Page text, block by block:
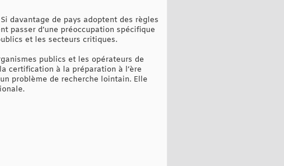
davantage de pays adoptent des règles
passer d’une préoccupation spécifique
et les secteurs critiques.
publics et les opérateurs de
certification à la préparation à l’ère
problème de recherche lointain. Elle